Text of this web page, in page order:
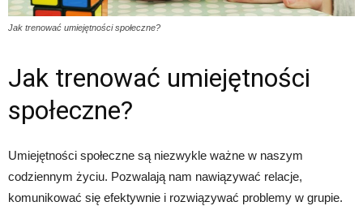
Jak trenować umiejętności społeczne?
Jak trenować umiejętności
społeczne?
Umiejętności społeczne są niezwykle ważne w naszym
codziennym życiu. Pozwalają nam nawiązywać relacje,
komunikować się efektywnie i rozwiązywać problemy w grupie.